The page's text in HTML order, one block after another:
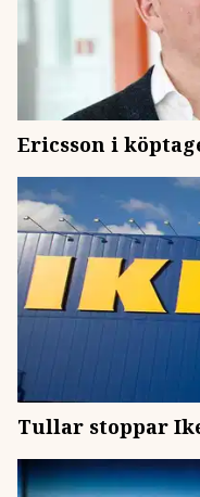
Ericsson i
Tullar stoppar